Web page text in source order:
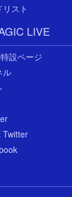
スト
LIVE
設ページ
ル
Twitter